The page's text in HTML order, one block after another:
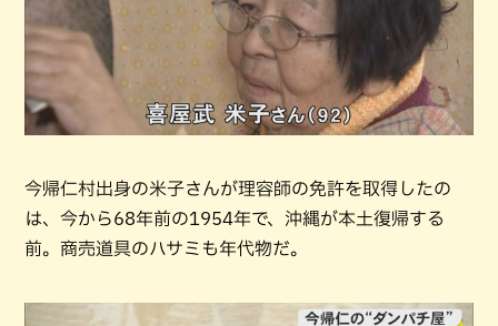
今帰仁村出身の米子さんが理容師の免許を取得したの
は、今から68年前の1954年で、沖縄が本土復帰する
前。商売道具のハサミも年代物だ。